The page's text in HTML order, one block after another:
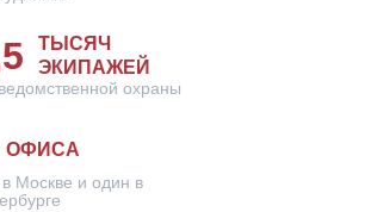
ТЫСЯЧ
ЭКИПАЖЕЙ
охраны
ОФИСА
в Москве и один в